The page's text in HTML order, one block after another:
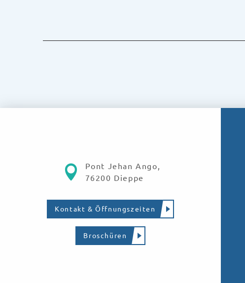
Pont Jehan Ango,
76200 Dieppe
Kontakt & Öffnungszeiten
Broschüren